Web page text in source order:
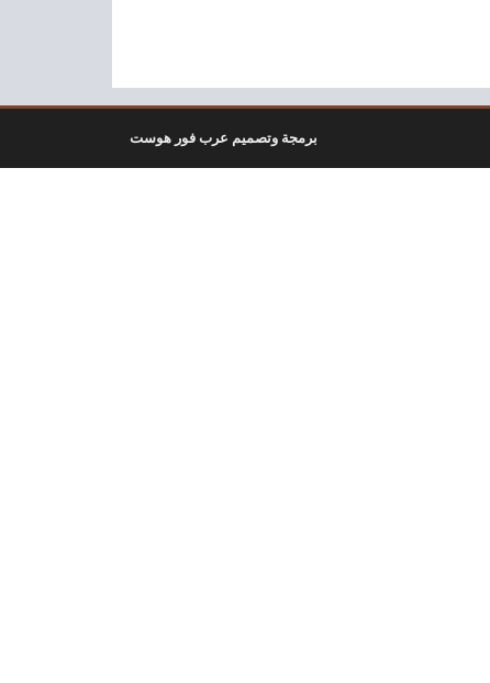
برمجة وتصميم عرب فور هوست